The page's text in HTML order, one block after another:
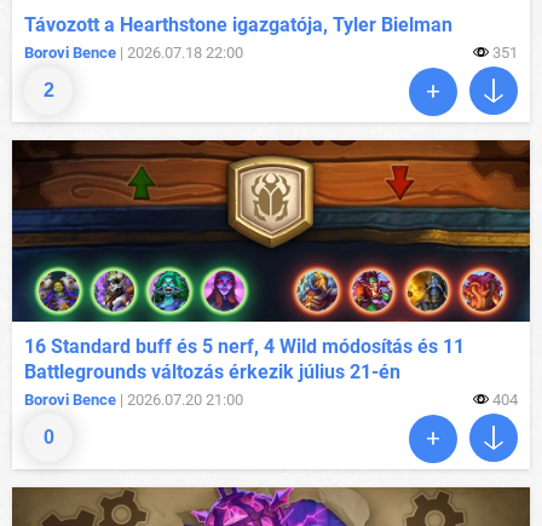
2
Távozott a Hearthstone igazgatója, Tyler Bielman
Borovi Bence | 2026.07.18 22:00 351
0
16 Standard buff és 5 nerf, 4 Wild módosítás és 11
Battlegrounds változás érkezik július 21-én
Borovi Bence | 2026.07.20 21:00 404